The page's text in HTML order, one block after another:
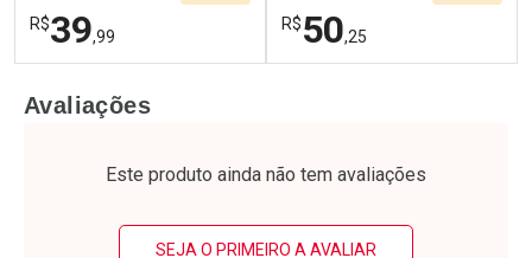
R$39,99
Laboratório
Por Menos
R$50,25
Laboratório
Por Menos
Avaliações
Este produto ainda não tem avaliações
SEJA O PRIMEIRO A AVALIAR